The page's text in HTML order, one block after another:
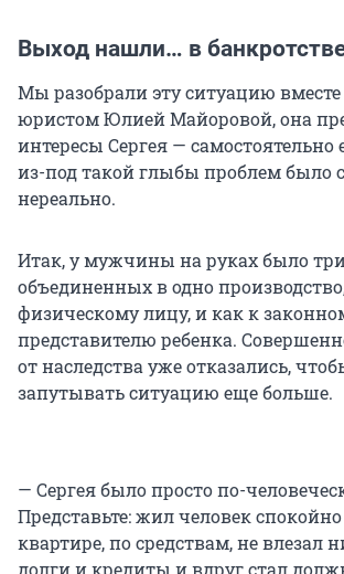
Выход нашли… в
Мы разобрали эту ситуацию
юристом Юлией Майоровой, она
интересы Сергея — самостоятельно
из-под такой глыбы проблем было
нереально.
Итак, у мужчины на руках было
объединенных в одно
физическому лицу, и как к
представителю ребенка.
от наследства уже отказались,
запутывать ситуацию еще больше.
— Сергея было просто по-
Представьте: жил человек
квартире, по средствам, не влезал